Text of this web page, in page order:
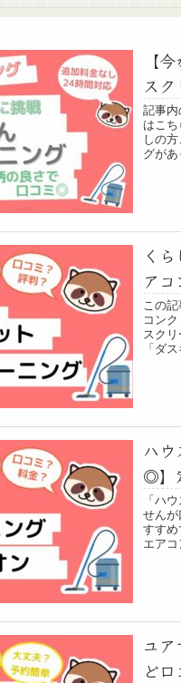
【
ス
記事
はこ
しの
グが
く
ア
この
コン
スク
「ダ
ハウ
◎】
「ハ
せん
すす
エア
ユ
ど